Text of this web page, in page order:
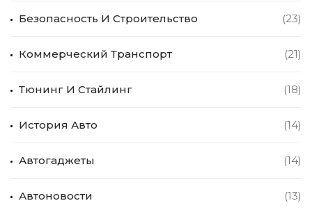
Безопасность И Строительство (23)
Коммерческий Транспорт (21)
Тюнинг И Стайлинг (18)
История Авто (14)
Автогаджеты (14)
Автоновости (13)